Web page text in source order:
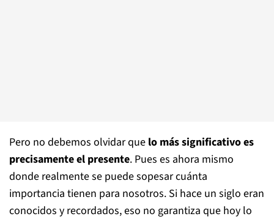
Pero no debemos olvidar que lo más significativo es
precisamente el presente. Pues es ahora mismo
donde realmente se puede sopesar cuánta
importancia tienen para nosotros. Si hace un siglo eran
conocidos y recordados, eso no garantiza que hoy lo